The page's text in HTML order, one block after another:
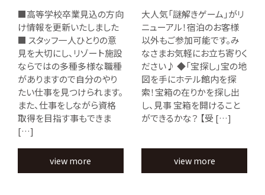
■高等学校卒業見込の方向
け情報を更新いたしました
■ スタッフ一人ひとりの意
見を大切にし、リゾート施設
ならではの多種多様な職種
がありますので自分のやり
たい仕事を見つけられます。
また、仕事をしながら資格
取得を目指す事もできま
[…]
view more
大人気「謎解きゲーム」がリ
ニューアル！宿泊のお客様
以外もご参加可能です。み
なさまお気軽にお立ち寄りく
ださい♪ ◆「宝探し」宝の地
図を手にホテル館内を探
索！宝箱の在りかを探し出
し、見事 宝箱を開けること
ができるかな？ 【受 […]
view more